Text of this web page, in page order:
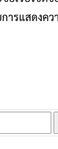
ารแสดงค